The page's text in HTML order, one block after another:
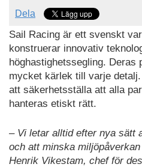
Dela
Sail Racing är ett svenskt
konstruerar innovativ
höghastighetssegling. Deras
mycket kärlek till varje detalj.
att säkerhetsställa att alla
hanteras etiskt rätt.
– Vi letar alltid efter nya sätt
och att minska
Henrik Vikestam, chef för